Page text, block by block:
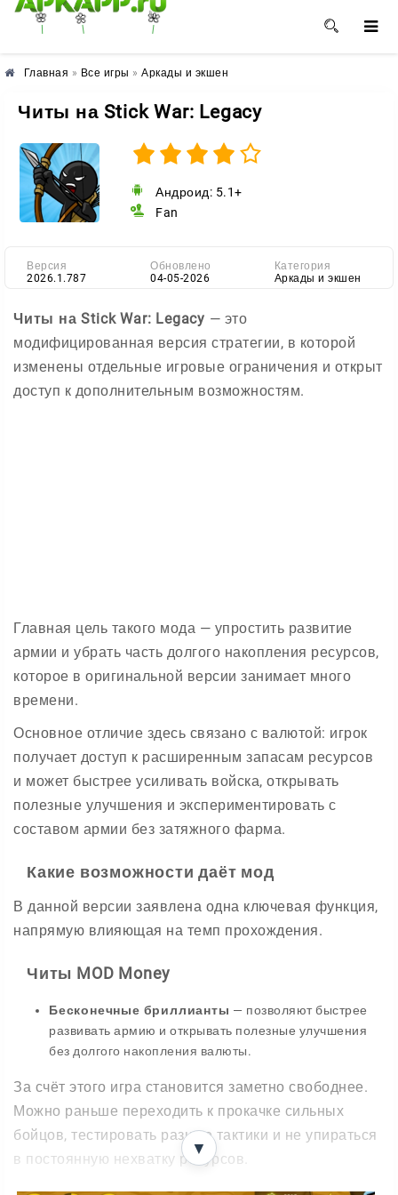
🌸 🌼 🌺
Главная » Все игры » Аркады и экшен
Читы на Stick War: Legacy
Андроид: 5.1+
Fan
Версия
2026.1.787
Обновлено
04-05-2026
Категория
Аркады и экшен
Читы на Stick War: Legacy — это
модифицированная версия стратегии, в которой
изменены отдельные игровые ограничения и открыт
доступ к дополнительным возможностям.
Главная цель такого мода — упростить развитие
армии и убрать часть долгого накопления ресурсов,
которое в оригинальной версии занимает много
времени.
Основное отличие здесь связано с валютой: игрок
получает доступ к расширенным запасам ресурсов
и может быстрее усиливать войска, открывать
полезные улучшения и экспериментировать с
составом армии без затяжного фарма.
Какие возможности даёт мод
В данной версии заявлена одна ключевая функция,
напрямую влияющая на темп прохождения.
Читы MOD Money
Бесконечные бриллианты — позволяют быстрее
развивать армию и открывать полезные улучшения
без долгого накопления валюты.
За счёт этого игра становится заметно свободнее.
Можно раньше переходить к прокачке сильных
бойцов, тестировать разные тактики и не упираться
в постоянную нехватку ресурсов.
▼